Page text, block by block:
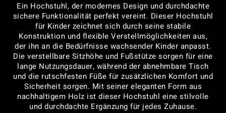
Ein Hochstuhl, der modernes Design und durchdachte
sichere Funktionalität perfekt vereint. Dieser Hochstuhl
für Kinder zeichnet sich durch seine stabile
Konstruktion und flexible Verstellmöglichkeiten aus,
der ihn an die Bedürfnisse wachsender Kinder anpasst.
Die verstellbare Sitzhöhe und Fußstütze sorgen für eine
lange Nutzungsdauer, während der abnehmbare Tisch
und die rutschfesten Füße für zusätzlichen Komfort und
Sicherheit sorgen. Mit seiner eleganten Form aus
nachhaltigem Holz ist dieser Hochstuhl eine stilvolle
und durchdachte Ergänzung für jedes Zuhause.